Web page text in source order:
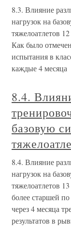
8.3. Влияние
нагрузок на
тяжелоатлетов
Как было
испытания в
каждые 4 месяца
8.4.
базовую
8.4. Влияние
нагрузок на
тяжелоатлетов
более старшей
через 4 месяца
результатов в